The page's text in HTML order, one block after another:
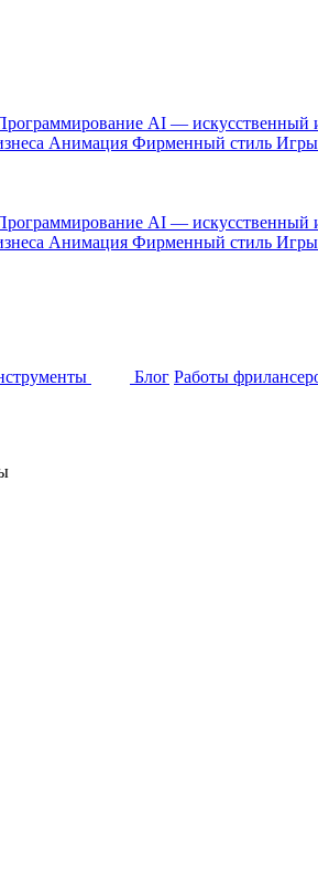
AI — искусственный
Анимация Фирменный стиль Игры
AI — искусственный
Анимация Фирменный стиль Игры
Блог Работы